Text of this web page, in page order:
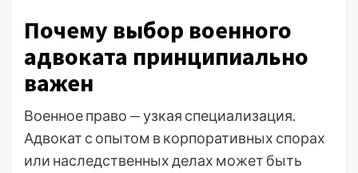
Почему выбор военного
адвоката принципиально
важен
Военное право — узкая специализация.
Адвокат с опытом в корпоративных спорах
или наследственных делах может быть